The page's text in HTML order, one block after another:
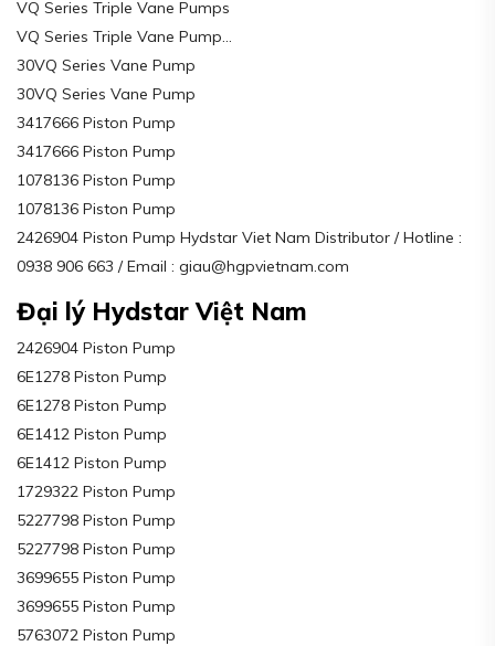
VQ Series Triple Vane Pumps
VQ Series Triple Vane Pump…
30VQ Series Vane Pump
30VQ Series Vane Pump
3417666 Piston Pump
3417666 Piston Pump
1078136 Piston Pump
1078136 Piston Pump
2426904 Piston Pump Hydstar Viet Nam Distributor / Hotline :
0938 906 663 / Email : giau@hgpvietnam.com
Đại lý Hydstar Việt Nam
2426904 Piston Pump
6E1278 Piston Pump
6E1278 Piston Pump
6E1412 Piston Pump
6E1412 Piston Pump
1729322 Piston Pump
5227798 Piston Pump
5227798 Piston Pump
3699655 Piston Pump
3699655 Piston Pump
5763072 Piston Pump